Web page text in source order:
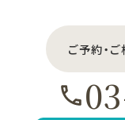
ご予約・